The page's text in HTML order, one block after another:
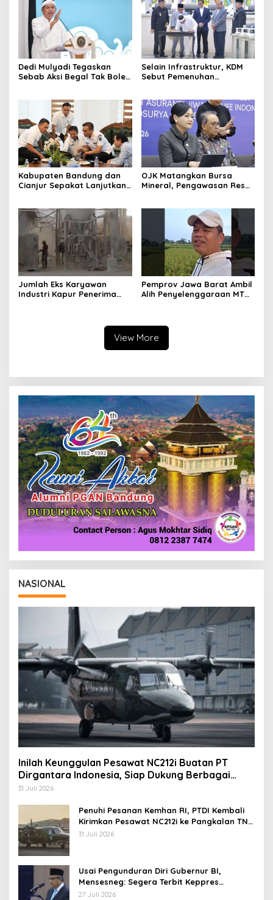
Dedi Mulyadi Tegaskan
Sebab Aksi Begal Tak Boleh
Selain Infrastruktur, KDM
Sebut Pemenuhan
APBD Jabar 2027
Kabupaten Bandung dan
Cianjur Sepakat Lanjutkan
Ekonomi Daerah
OJK Matangkan Bursa
Mineral, Pengawasan Resmi
Jumlah Eks Karyawan
Industri Kapur Penerima
Pemprov Jawa Barat Ambil
Alih Penyelenggaraan MTQ
View More
NASIONAL
Inilah Keunggulan Pesawat NC212i Buatan PT
Dirgantara Indonesia, Siap Dukung Berbagai
Operasi TNI
31 Juli 2026
Penuhi Pesanan Kemhan RI, PTDI Kembali
Kirimkan Pesawat NC212i ke Pangkalan TNI
AU
31 Juli 2026
Usai Pengunduran Diri Gubernur BI,
Mensesneg: Segera Terbit Keppres
Pemberhentian dengan Hormat
27 Juli 2026